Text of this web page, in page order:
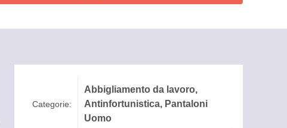
Categorie:
Abbigliamento da lavoro,
Antinfortunistica, Pantaloni
Uomo